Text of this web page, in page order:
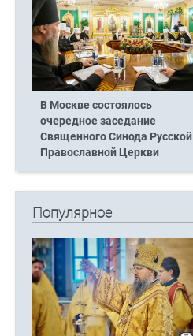
В Москве состоялось
очередное заседание
Священного Синода Русской
Православной Церкви
Популярное